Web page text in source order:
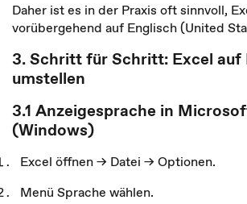
Daher ist es in der Praxis oft sinnvoll,
vorübergehend auf Englisch (United
3. Schritt für Schritt: Excel auf
umstellen
3.1 Anzeigesprache in
(Windows)
Excel öffnen → Datei → Optionen.
Menü Sprache wählen.